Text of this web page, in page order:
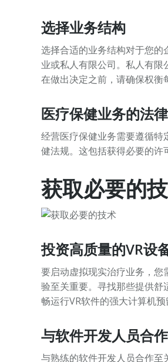
选择业务结构
选择合适的业务结构对于您
业或私人有限公司。私人有限
在做出决定之前，请确保权衡
医疗保健业务的法
经营医疗保健业务需要遵循
健法规。这包括获得必要的许
获取必要的
投资高质量的VR设
要启动虚拟现实治疗业务，您
验至关重要。寻找那些提供
畅运行VR软件的强大计算机预
与软件开发人员合作
与熟练的软件开发人员合作至